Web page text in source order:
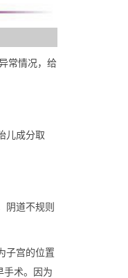
常情况，给
儿成分取
道不规则
子宫的位置
手术。因为